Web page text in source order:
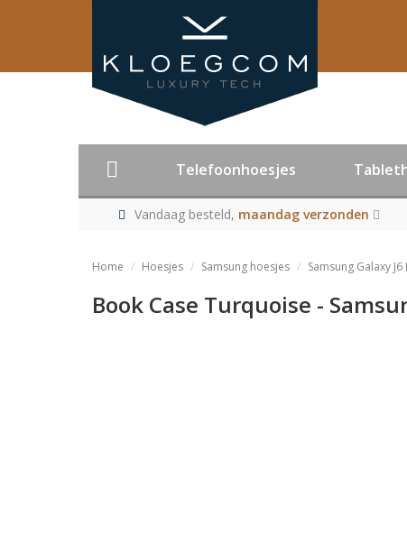
Telefoonhoesjes
Vandaag besteld, maandag verzonden
Home Hoesjes Samsung hoesjes Samsung Galaxy
Book Case Turquoise -